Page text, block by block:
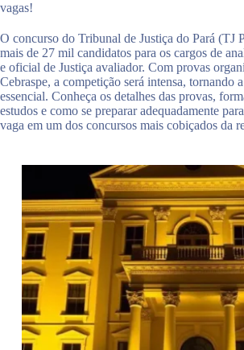
vagas!
O concurso do Tribunal de Justiça do Pará (TJ
mais de 27 mil candidatos para os cargos de
e oficial de Justiça avaliador. Com provas
Cebraspe, a competição será intensa, tornando
essencial. Conheça os detalhes das provas,
estudos e como se preparar adequadamente
vaga em um dos concursos mais cobiçados da